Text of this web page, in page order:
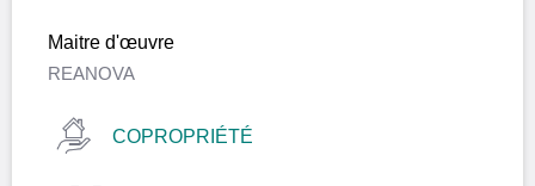
Maitre d'œuvre
REANOVA
COPROPRIÉTÉ